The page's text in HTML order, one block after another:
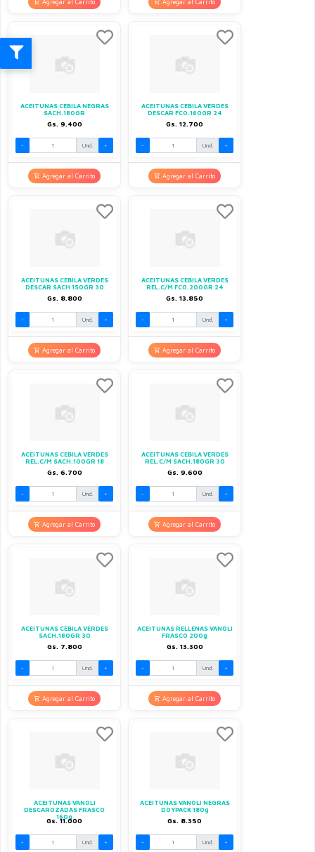
Agregar al Carrito Agregar al Carrito
ACEITUNAS CEBILA NEGRAS
SACH.180GR
Gs. 9.400
- Und. +
Agregar al Carrito
ACEITUNAS CEBILA VERDES
DESCAR FCO.160GR 24
Gs. 12.700
- Und. +
Agregar al Carrito
ACEITUNAS CEBILA VERDES
DESCAR SACH 150GR 30
Gs. 8.800
- Und. +
Agregar al Carrito
ACEITUNAS CEBILA VERDES
REL.C/M FCO.200GR 24
Gs. 13.850
- Und. +
Agregar al Carrito
ACEITUNAS CEBILA VERDES
REL.C/M SACH.100GR 18
Gs. 6.700
- Und. +
Agregar al Carrito
ACEITUNAS CEBILA VERDES
REL.C/M SACH.180GR 30
Gs. 9.600
- Und. +
Agregar al Carrito
ACEITUNAS CEBILA VERDES
SACH.180GR 30
Gs. 7.800
- Und. +
Agregar al Carrito
ACEITUNAS RELLENAS VANOLI
FRASCO 200g
Gs. 13.300
- Und. +
Agregar al Carrito
ACEITUNAS VANOLI
DESCAROZADAS FRASCO
160g
Gs. 11.000
- Und. +
ACEITUNAS VANOLI NEGRAS
DOYPACK 180g
Gs. 8.350
- Und. +